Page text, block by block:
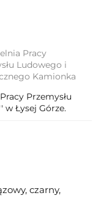
Pracy
Ludowego i
Kamionka
Przemysłu
w Łysej Górze.
czarny,